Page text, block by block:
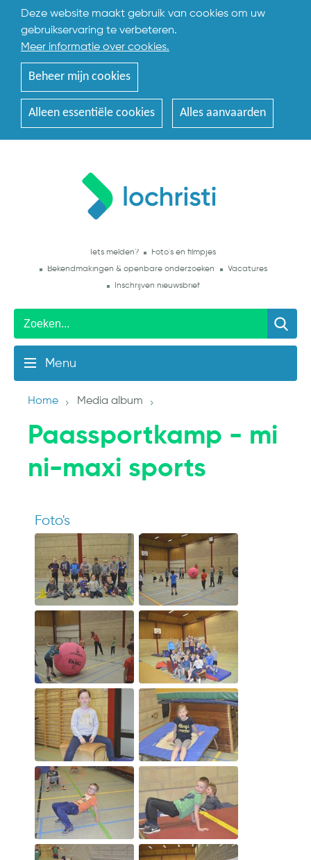
Deze website maakt gebruik van cookies om uw
gebruikservaring te verbeteren.
Meer informatie over cookies.
Beheer mijn cookies
Alleen essentiële cookies Alles aanvaarden
Iets melden?
Foto's en filmpjes
Bekendmakingen & openbare onderzoeken
Vacatures
Inschrijven nieuwsbrief
Menu
Home Media album
Paassportkamp - mi
ni-maxi sports
Foto's